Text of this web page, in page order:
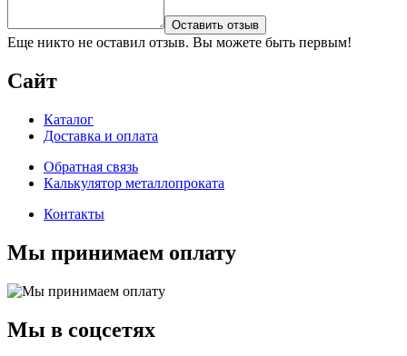
Оставить отзыв
Еще никто не оставил отзыв. Вы можете быть первым!
Сайт
Каталог
Доставка и оплата
Обратная связь
Калькулятор металлопроката
Контакты
Мы принимаем оплату
Мы в соцсетях